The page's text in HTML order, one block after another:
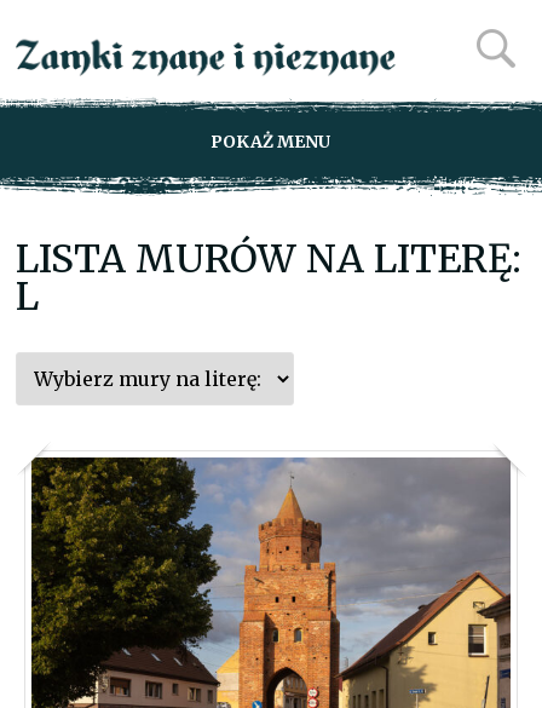
POKAŻ MENU
LISTA MURÓW NA LITERĘ:
L